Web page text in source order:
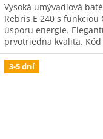
Vysoká umývadlová
Rebris E 240 s funkciou
úsporu energie.
prvotriedna kvalita.
72581000.
3-5 dní